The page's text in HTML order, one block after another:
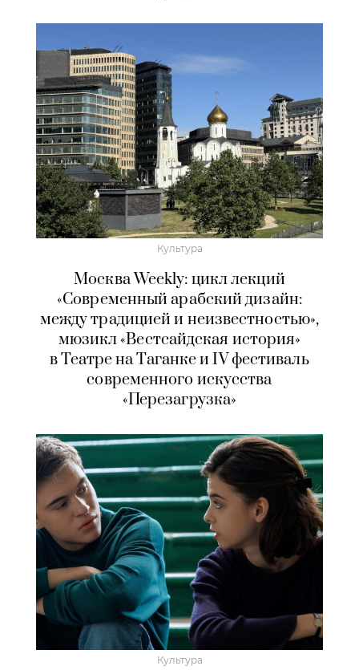
Культура
Москва Weekly: цикл лекций
«Современный арабский дизайн:
между традицией и неизвестностью»,
мюзикл «Вестсайдская история»
в Театре на Таганке и IV фестиваль
современного искусства
«Перезагрузка»
Культура